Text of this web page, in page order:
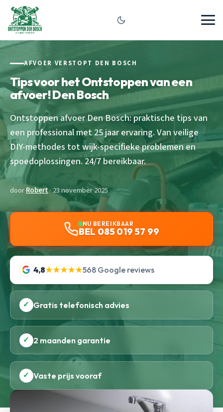
AFVOER VERSTOPT DEN BOSCH
Tips voor het Ontstoppen van een
afvoer! Den Bosch
Ontstoppen afvoer Den Bosch: praktische tips van
een professional met 25 jaar ervaring. Van veilige
DIY-methodes tot wijk-specifieke problemen en
spoedoplossingen. 24/7 bereikbaar.
doorRobert· 23 november 2025
NU BEREIKBAAR
BEL 085 019 57 99
4,8★★★★★568 Google reviews
✓ Gratis telefonisch advies
✓ 2 maanden garantie
✓ Vaste prijs vooraf